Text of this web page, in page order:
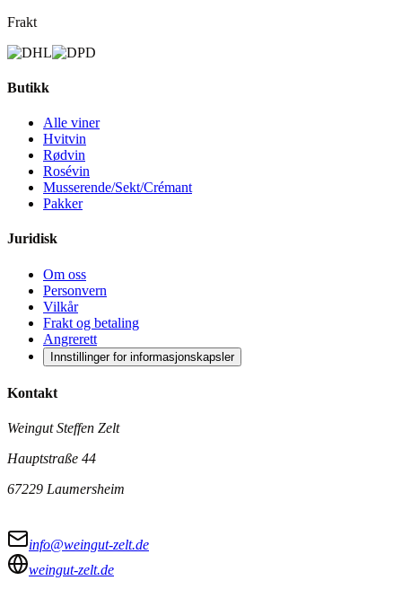
Frakt
Butikk
Alle viner
Hvitvin
Rødvin
Rosévin
Musserende/Sekt/Crémant
Pakker
Juridisk
Om oss
Personvern
Vilkår
Frakt og betaling
Angrerett
Innstillinger for informasjonskapsler
Kontakt
Weingut Steffen Zelt
Hauptstraße 44
67229 Laumersheim
info@weingut-zelt.de
weingut-zelt.de